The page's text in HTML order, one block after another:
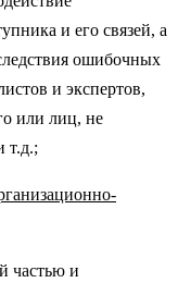
и его связей, а
ошибочных
и экспертов,
или лиц, не
т.д.;
частью и